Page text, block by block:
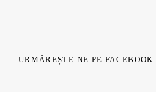
URMĂREȘTE-NE PE FACEBOOK